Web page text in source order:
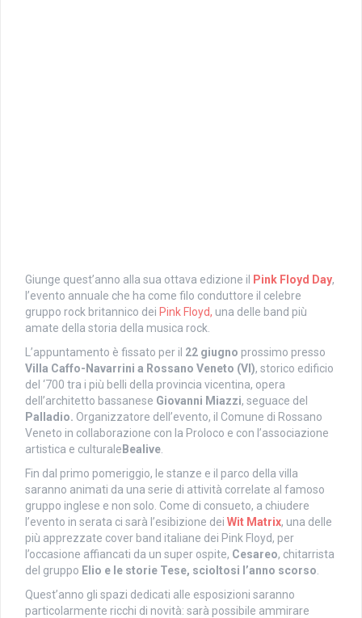
Giunge quest’anno alla sua ottava edizione il Pink Floyd Day,
l’evento annuale che ha come filo conduttore il celebre
gruppo rock britannico dei Pink Floyd, una delle band più
amate della storia della musica rock.
L’appuntamento è fissato per il 22 giugno prossimo presso
Villa Caffo-Navarrini a Rossano Veneto (VI), storico edificio
del ‘700 tra i più belli della provincia vicentina, opera
dell’architetto bassanese Giovanni Miazzi, seguace del
Palladio. Organizzatore dell’evento, il Comune di Rossano
Veneto in collaborazione con la Proloco e con l’associazione
artistica e culturale Bealive
Fin dal primo pomeriggio, le stanze e il parco della villa
saranno animati da una serie di attività correlate al famoso
gruppo inglese e non solo. Come di consueto, a chiudere
l’evento in serata ci sarà l’esibizione dei Wit Matrix, una delle
più apprezzate cover band italiane dei Pink Floyd, per
l’occasione affiancati da un super ospite, Cesareo, chitarrista
del gruppo Elio e le storie Tese, scioltosi l’anno scorso
Quest’anno gli spazi dedicati alle esposizioni saranno
particolarmente ricchi di novità: sarà possibile ammirare